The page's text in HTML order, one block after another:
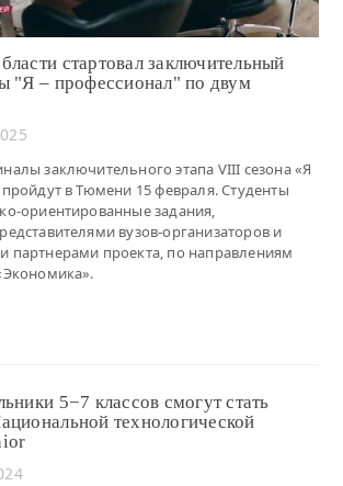
стартовал заключительный
"Я – профессионал" по двум
заключительного этапа VIII сезона «Я
в Тюмени 15 февраля. Студенты
ориентированные задания,
вузов-организаторов и
партнерами проекта, по направлениям
5−7 классов смогут стать
технологической